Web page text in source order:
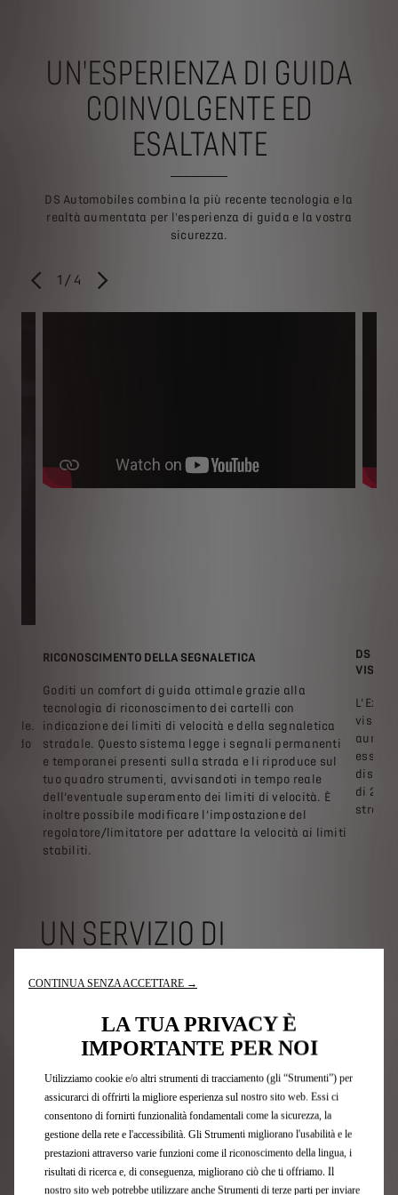
UN'ESPERIENZA DI GUIDA
COINVOLGENTE ED
ESALTANTE
DS Automobiles combina la più recente tecnologia e la
realtà aumentata per l'esperienza di guida e la vostra
sicurezza.
PRECEDENTE
1 / 4 SUCCESSIVO
RICONOSCIMENTO DELLA SEGNALETICA
Goditi un comfort di guida ottimale grazie alla
tecnologia di riconoscimento dei cartelli con
indicazione dei limiti di velocità e della segnaletica
stradale. Questo sistema legge i segnali permanenti
e temporanei presenti sulla strada e li riproduce sul
tuo quadro strumenti, avvisandoti in tempo reale
dell’eventuale superamento dei limiti di velocità. È
inoltre possibile modificare l’impostazione del
regolatore/limitatore per adattare la velocità ai limiti
stabiliti.
DS
visiva
essere
di 21”.
UN SERVIZIO DI
CONSULENZA DEDICATO
CONTINUA SENZA ACCETTARE →
LA TUA PRIVACY È
IMPORTANTE PER NOI
Utilizziamo cookie e/o altri strumenti di tracciamento (gli “Strumenti”) per
assicurarci di offrirti la migliore esperienza sul nostro sito web. Essi ci
consentono di fornirti funzionalità fondamentali come la sicurezza, la
gestione della rete e l'accessibilità. Gli Strumenti migliorano l'usabilità e le
prestazioni attraverso varie funzioni come il riconoscimento della lingua, i
risultati di ricerca e, di conseguenza, migliorano ciò che ti offriamo. Il
nostro sito web potrebbe utilizzare anche Strumenti di terze parti per inviare